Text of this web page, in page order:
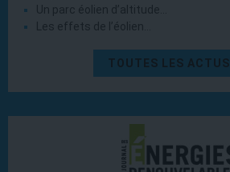
Un parc éolien d’altitude…
Les effets de l’éolien…
TOUTES LES ACTUS